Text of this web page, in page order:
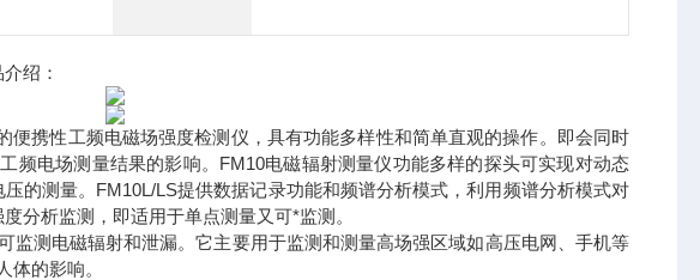
绍：
便携性工频电磁场强度检测仪，具有功能多样性和简单直观的操作。即会同时
频电场测量结果的影响。FM10电磁辐射测量仪功能多样的探头可实现对动态
的测量。FM10L/LS提供数据记录功能和频谱分析模式，利用频谱分析模式对
分析监测，即适用于单点测量又可*监测。
监测电磁辐射和泄漏。它主要用于监测和测量高场强区域如高压电网、手机等
的影响。